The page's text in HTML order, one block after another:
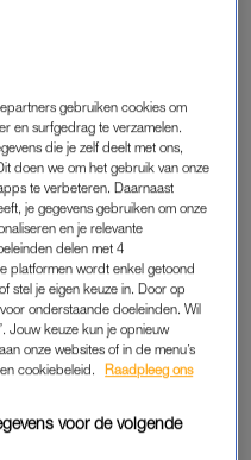
DOLCE VITA’
roeptMontanahet uit:
antwoordt: “Ja, dat moet
wijst hij naar een
het citroenthema in,
spullen ten minste uit
is dat een heel
Dat scheelt toch bijna
zus. “Ze zeggen altijd dat
gebruiken cookies om
en surfgedrag te verzamelen.
die je zelf deelt met ons,
doen we om het gebruik van onze
te verbeteren. Daarnaast
je gegevens gebruiken om onze
en je relevante
delen met 4
platformen wordt enkel getoond
stel je eigen keuze in. Door op
onderstaande doeleinden. Wil
Jouw keuze kun je opnieuw
onze websites of in de menu’s
cookiebeleid.
Raadpleeg ons
voor de volgende